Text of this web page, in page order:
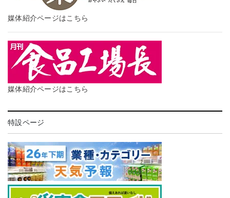
媒体紹介ページはこちら
媒体紹介ページはこちら
特設ページ